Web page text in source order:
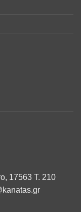
17563 T. 210